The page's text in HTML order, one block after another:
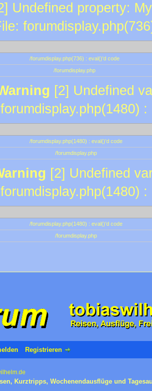
Undefined property:
/forumdisplay.php(736) : eval()'d code
/forumdisplay.php
[2] Undefined
forumdisplay.php(1480)
/forumdisplay.php(1480) : eval()'d code
/forumdisplay.php
[2] Undefined
forumdisplay.php(1480)
/forumdisplay.php(1480) : eval()'d code
/forumdisplay.php
Registrieren
Kurztripps, Wochenendausflüge und